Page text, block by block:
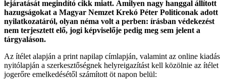
lejáratását megindító cikk miatt. Amilyen nagy hanggal állított
hazugságokat a Magyar Nemzet Krekó Péter Politiconak adott
nyilatkozatáról, olyan néma volt a perben: írásban védekezést
nem terjesztett elő, jogi képviselője pedig meg sem jelent a
tárgyaláson.
Az ítélet alapján a print napilap címlapján, valamint az online kiadás
nyitólapján a szerkesztőségnek helyreigazítást kell közölnie az ítélet
jogerőre emelkedésétől számított öt napon belül: